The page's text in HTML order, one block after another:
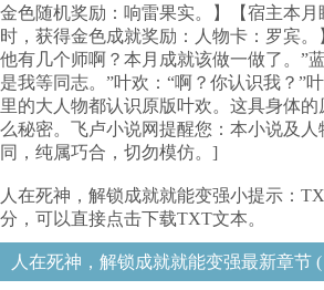
金色随机奖励：响雷果实。】【宿主本月
时，获得金色成就奖励：人物卡：罗宾。
他有几个师啊？本月成就该做一做了。”
是我等同志。”叶欢：“啊？你认识我？”
里的大人物都认识原版叶欢。这具身体
么秘密。飞卢小说网提醒您：本小说及
同，纯属巧合，切勿模仿。]
人在死神，解锁成就就能变强小提示：
分，可以直接点击下载TXT文本。
人在死神，解锁成就就能变强最新章节 (